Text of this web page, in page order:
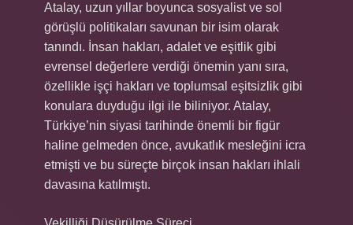
Atalay, uzun yıllar boyunca sosyalist ve sol
görüşlü politikaları savunan bir isim olarak
tanındı. İnsan hakları, adalet ve eşitlik gibi
evrensel değerlere verdiği önemin yanı sıra,
özellikle işçi hakları ve toplumsal eşitsizlik gibi
konulara duyduğu ilgi ile biliniyor. Atalay,
Türkiye’nin siyasi tarihinde önemli bir figür
haline gelmeden önce, avukatlık mesleğini icra
etmişti ve bu süreçte birçok insan hakları ihlali
davasına katılmıştı.